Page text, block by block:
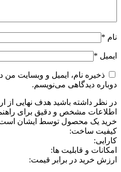
نام *
ایمیل *
ذخیره نام، ایمیل و وبسایت من
دوباره دیدگاهی می‌نویسم.
در نظر داشته باشید هدف نهایی از
اطلاعات مشخص و دقیق برای
خرید یک محصول توسط ایشان
کیفیت ساخت:
کارایی:
امکانات و قابلیت ها:
ارزش خرید در برابر قیمت: